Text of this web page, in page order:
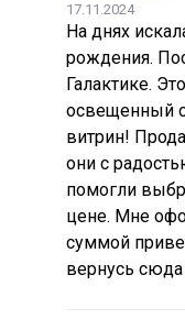
17.11.2024
На днях
рождения.
Галактике.
освещенный
витрин!
они с
помогли
цене. Мне
суммой
вернусь